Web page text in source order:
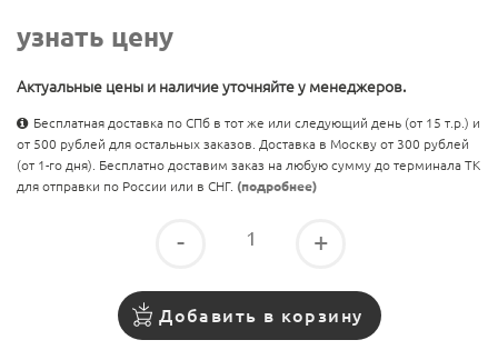
узнать цену
Актуальные цены и наличие уточняйте у менеджеров.
Бесплатная доставка по СПб в тот же или следующий день (от 15 т.р.) и
от 500 рублей для остальных заказов. Доставка в Москву от 300 рублей
(от 1-го дня). Бесплатно доставим заказ на любую сумму до терминала ТК
для отправки по России или в СНГ. (подробнее)
- +
Добавить в корзину